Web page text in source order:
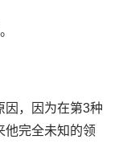
因，因为在第3种
他完全未知的领